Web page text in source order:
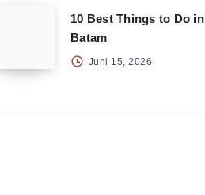
10 Best Things to Do in
Batam
Juni 15, 2026